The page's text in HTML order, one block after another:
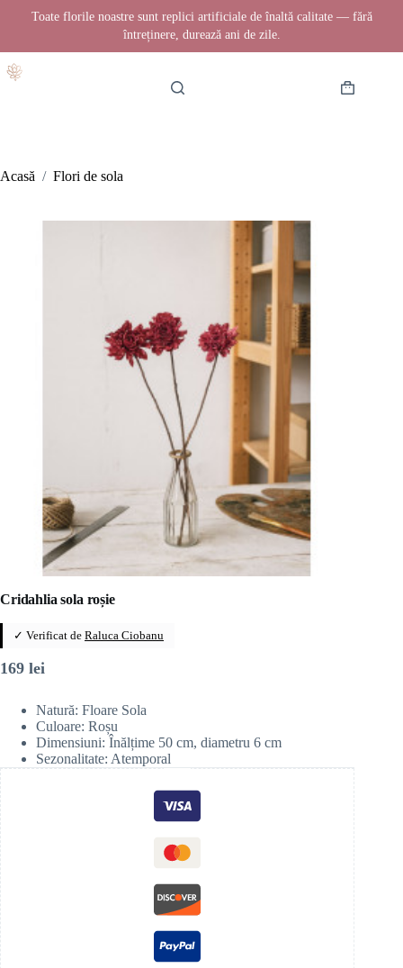
Toate florile noastre sunt replici artificiale de înaltă calitate — fără
întreținere, durează ani de zile.
la
Coș
Acasă / Flori de sola
Cridahlia sola roșie
✓ Verificat de Raluca Ciobanu
169 lei
Natură: Floare Sola
Culoare: Roșu
Dimensiuni: Înălțime 50 cm, diametru 6 cm
Sezonalitate: Atemporal